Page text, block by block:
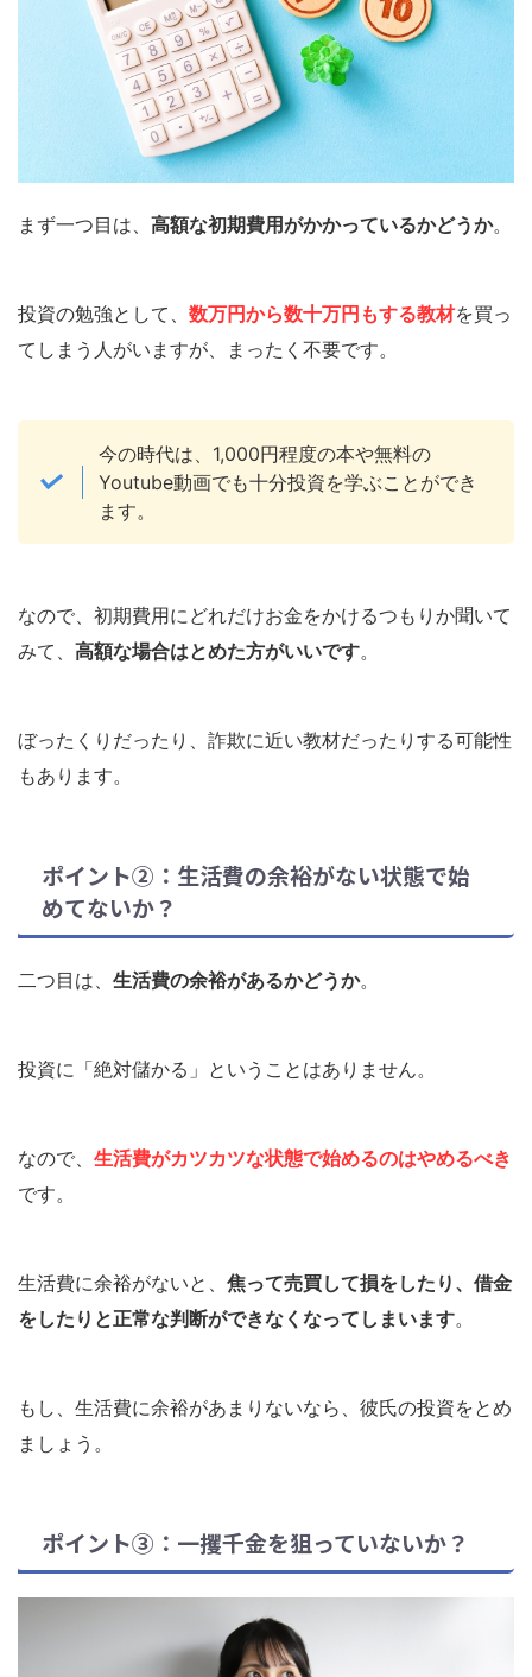
まず一つ目は、 高額な初期費用がかかっているかどうか。
投資の勉強として、 数万円から数十万円もする教材を買っ
てしまう人がいますが、まったく不要です。
今の時代は、1,000円程度の本や無料の
Youtube動画でも十分投資を学ぶことができ
ます。
なので、初期費用にどれだけお金をかけるつもりか聞いて
みて、 高額な場合はとめた方がいいです。
ぼったくりだったり、詐欺に近い教材だったりする可能性
もあります。
ポイント②：生活費の余裕がない状態で始
めてないか？
二つ目は、 生活費の余裕があるかどうか。
投資に「絶対儲かる」ということはありません。
なので、 生活費がカツカツな状態で始めるのはやめるべき
です。
生活費に余裕がないと、 焦って売買して損をしたり、借金
をしたりと正常な判断ができなくなってしまいます。
もし、生活費に余裕があまりないなら、彼氏の投資をとめ
ましょう。
ポイント③：一攫千金を狙っていないか？